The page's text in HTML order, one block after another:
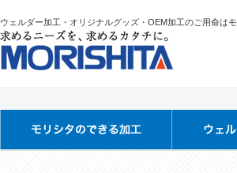
ウェルダー加工・オリジナルグッズ・OEM加工のご用命は